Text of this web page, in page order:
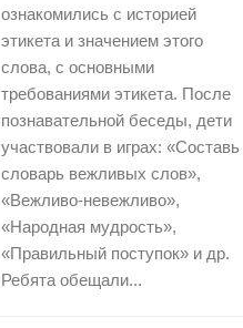
ознакомились с историей
этикета и значением этого
слова, с основными
требованиями этикета. После
познавательной беседы, дети
участвовали в играх: «Составь
словарь вежливых слов»,
«Вежливо-невежливо»,
«Народная мудрость»,
«Правильный поступок» и др.
Ребята обещали...